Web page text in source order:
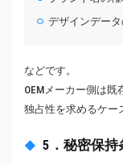
デザインデー
などです。
OEMメーカー側は
独占性を求めるケー
5．秘密保持